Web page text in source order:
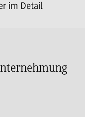
im Detail